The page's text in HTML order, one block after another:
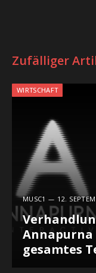
Zufälliger
WIRTSCHAFT
MUSC1 12.
gesamtes